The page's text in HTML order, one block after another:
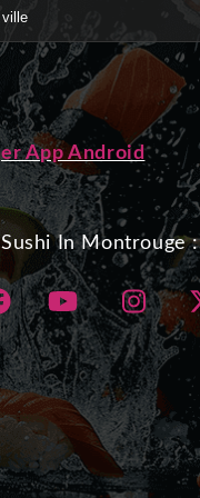
App Android
Sushi In Montrouge :